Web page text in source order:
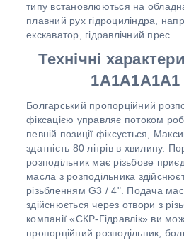
типу встановлюються на
плавний рух гідроциліндра,
екскаватор, гідравлічний прес.
Технічні
1A1A1A1A1
Болгарський пропорційний
фіксацією управляє потоком
певній позиції фіксується,
здатність 80 літрів в хвилину.
розподільник має різьбове
масла з розподільника
різьбленням G3 / 4". Подача
здійснюється через отвори з
компанії «СКР-Гідравлік» ви
пропорційний розподільник,